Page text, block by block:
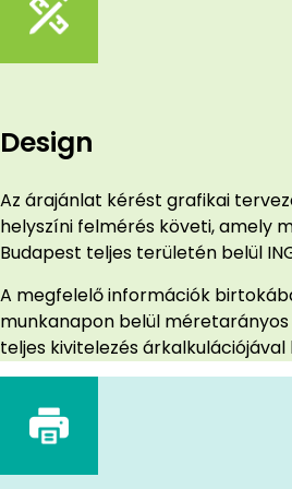
Design
Az árajánlat kérést grafikai
helyszíni felmérés követi, amely
Budapest teljes területén belül
A megfelelő információk
munkanapon belül
teljes kivitelezés árkalkulációjával